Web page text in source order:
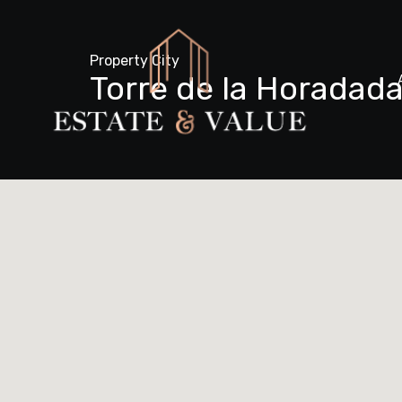
Property City
Torre de la